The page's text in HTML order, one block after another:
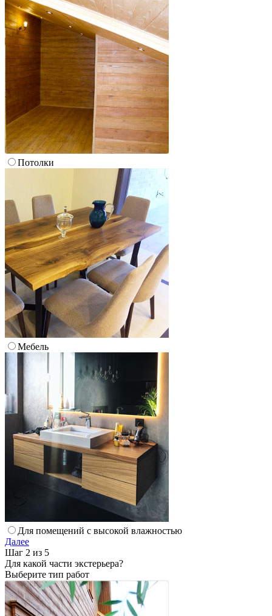
Потолки
Мебель
Для помещений с высокой влажностью
Далее
Шаг 2 из 5
Для какой части экстерьера?
Выберите тип работ